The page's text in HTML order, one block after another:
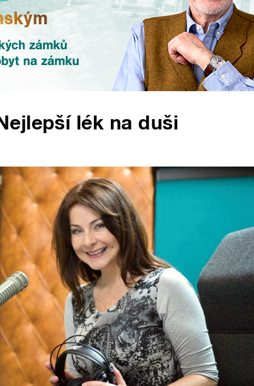
lék na duši